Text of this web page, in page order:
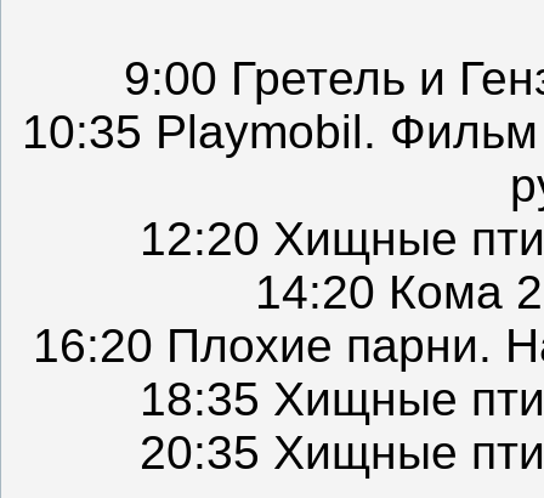
9:00 Гретель и
10:35 Playmobil.
12:20 Хищные
14:20 Кома
16:20 Плохие парни.
18:35 Хищные
20:35 Хищные